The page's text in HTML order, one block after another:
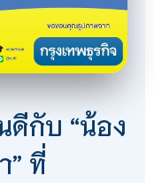
ดีกับ “น้อง
” ที่